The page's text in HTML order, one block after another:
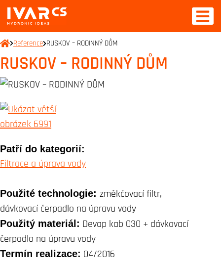
Reference RUSKOV – RODINNÝ DŮM
RUSKOV – RODINNÝ DŮM
Patří do kategorií:
Filtrace a úprava vody
Použité technologie: změkčovací filtr,
dávkovací čerpadlo na úpravu vody
Použitý materiál: Devap kab 030 + dávkovací
čerpadlo na úpravu vody
Termín realizace: 04/2016